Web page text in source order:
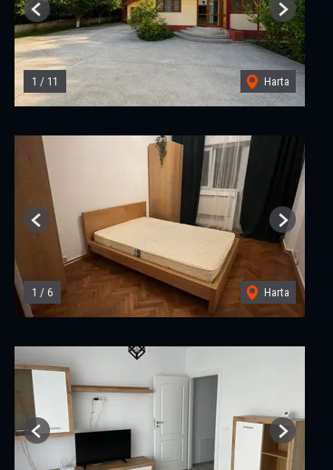
1 / 11 Harta
Previous Next
1 / 6 Harta
Previous Next
Previous Next